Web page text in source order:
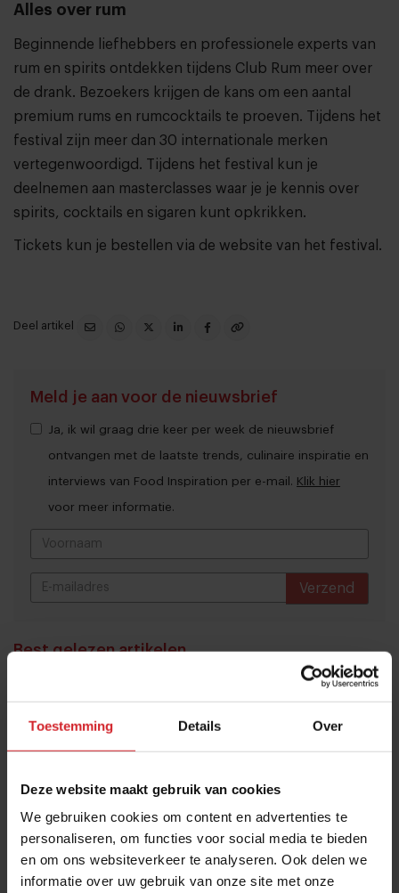
Toestemming Details Over
Deze website maakt gebruik van cookies
We gebruiken cookies om content en advertenties te
personaliseren, om functies voor social media te bieden
en om ons websiteverkeer te analyseren. Ook delen we
informatie over uw gebruik van onze site met onze
Alles over rum
Beginnende liefhebbers en professionele experts van
rum en spirits ontdekken tijdens Club Rum meer over
de drank. Bezoekers krijgen de kans om een aantal
premium rums en rumcocktails te proeven. Tijdens het
festival zijn meer dan 30 internationale merken
vertegenwoordigd. Tijdens het festival kun je
deelnemen aan masterclasses waar je je kennis over
spirits, cocktails en sigaren kunt opkrikken.
Tickets kun je bestellen via de website van het festival.
Deel artikel
Meld je aan voor de nieuwsbrief
Ja, ik wil graag drie keer per week de nieuwsbrief
ontvangen met de laatste trends, culinaire inspiratie en
interviews van Food Inspiration per e-mail. Klik hier
voor meer informatie.
Verzend
Best gelezen artikelen
Eten in Amsterdam: van verscholen
eetcafés tot De Strip in Noord
Joris Bijdendijk en Samuel Levie
openen eenmalig pop-uprestaurant
Café de Lepel
4 augustus 2026| 3 min